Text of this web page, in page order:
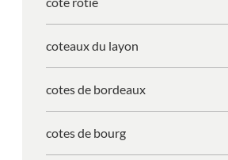
coteaux du layon
cotes de bordeaux
cotes de bourg